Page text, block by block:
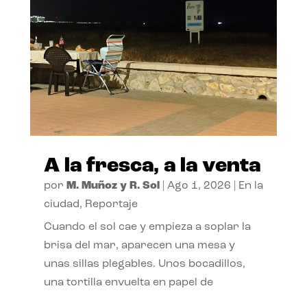
A la fresca, a la venta
por M. Muñoz y R. Sol| Ago 1, 2026
En la
ciudad, Reportaje
Cuando el sol cae y empieza a soplar la
brisa del mar, aparecen una mesa y
unas sillas plegables. Unos bocadillos,
una tortilla envuelta en papel de